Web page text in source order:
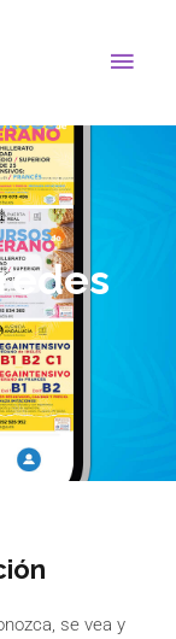
se vea y